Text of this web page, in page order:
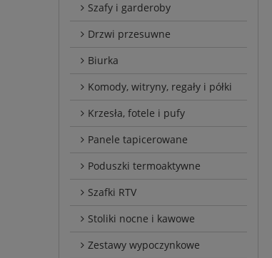
Szafy i garderoby
Drzwi przesuwne
Biurka
Komody, witryny, regały i półki
Krzesła, fotele i pufy
Panele tapicerowane
Poduszki termoaktywne
Szafki RTV
Stoliki nocne i kawowe
Zestawy wypoczynkowe